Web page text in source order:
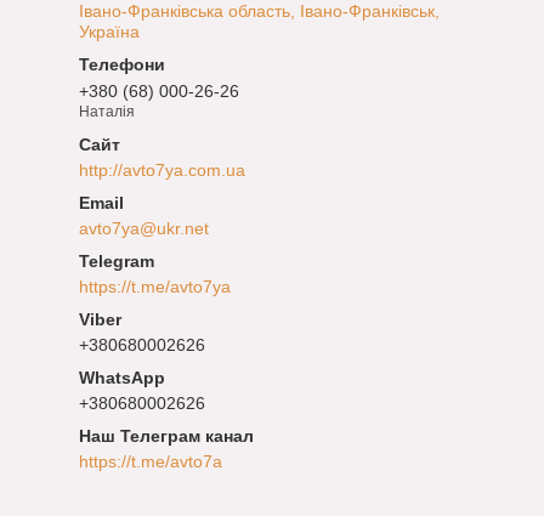
Івано-Франківська область, Івано-Франківськ,
Україна
+380 (68) 000-26-26
Наталія
http://avto7ya.com.ua
avto7ya@ukr.net
https://t.me/avto7ya
+380680002626
+380680002626
Наш Телеграм канал
https://t.me/avto7a